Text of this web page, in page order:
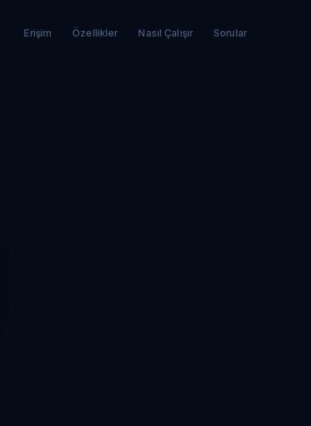
Erişim Özellikler Nasıl Çalışır Sorular